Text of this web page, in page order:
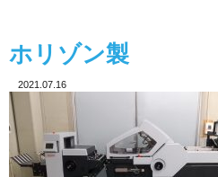
ホリゾン製
2021.07.16